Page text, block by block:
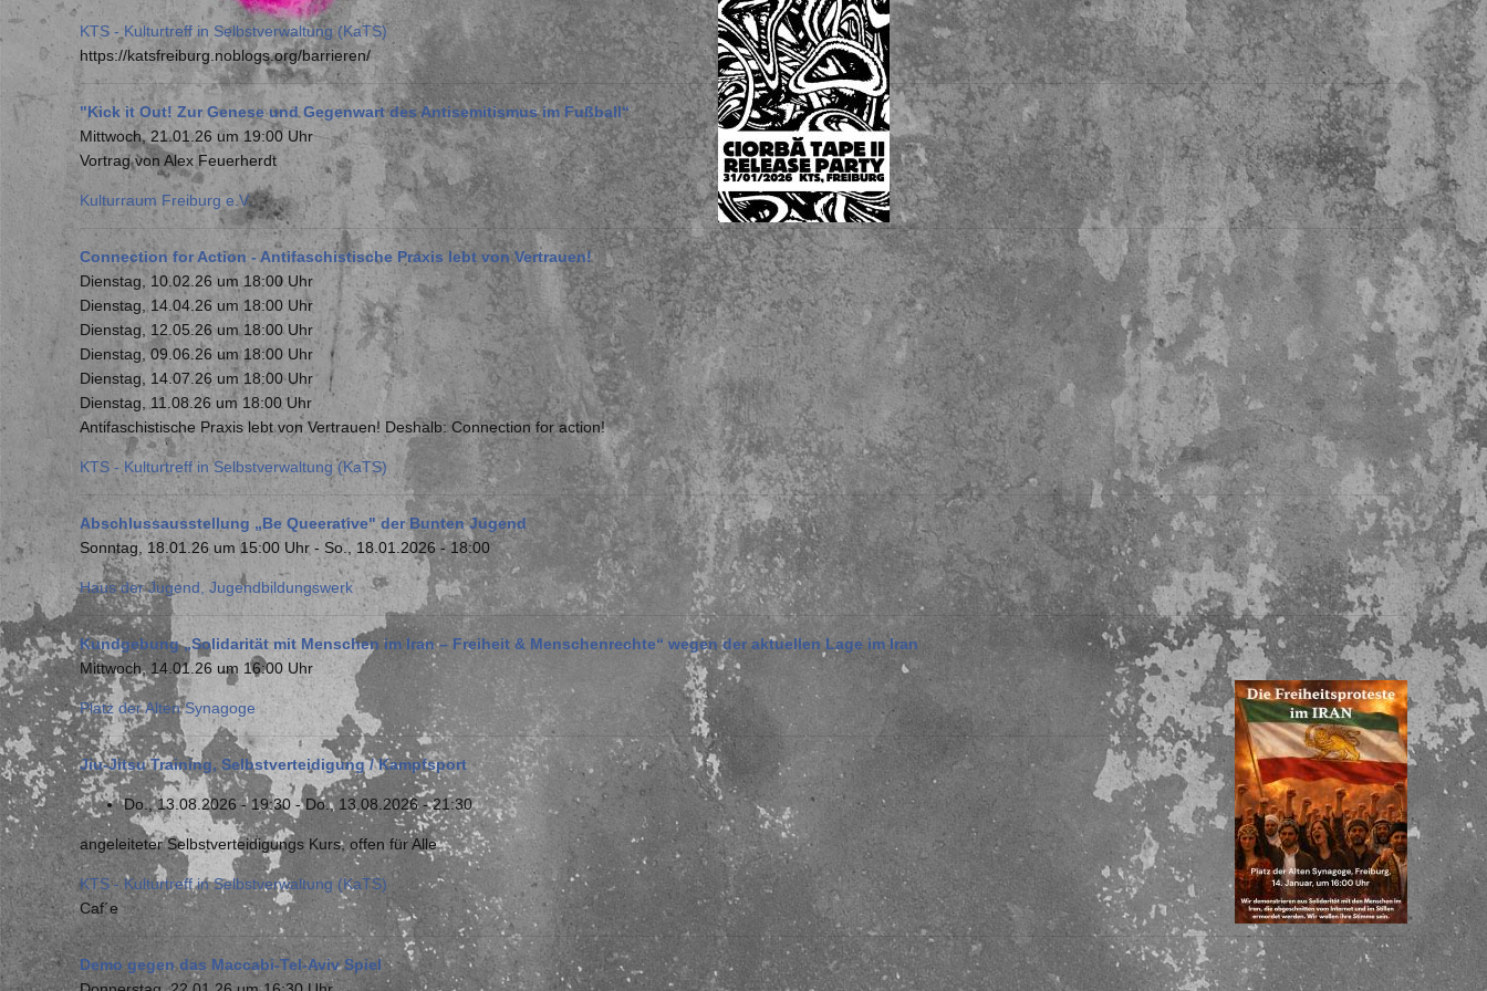
KTS - Kulturtreff in Selbstverwaltung (KaTS)
https://katsfreiburg.noblogs.org/barrieren/
"Kick it Out! Zur Genese und Gegenwart des Antisemitismus im Fußball“
Mittwoch, 21.01.26 um 19:00 Uhr
Vortrag von Alex Feuerherdt
Kulturraum Freiburg e.V.
Connection for Action - Antifaschistische Praxis lebt von Vertrauen!
Dienstag, 10.02.26 um 18:00 Uhr
Dienstag, 14.04.26 um 18:00 Uhr
Dienstag, 12.05.26 um 18:00 Uhr
Dienstag, 09.06.26 um 18:00 Uhr
Dienstag, 14.07.26 um 18:00 Uhr
Dienstag, 11.08.26 um 18:00 Uhr
Antifaschistische Praxis lebt von Vertrauen! Deshalb: Connection for action!
KTS - Kulturtreff in Selbstverwaltung (KaTS)
Abschlussausstellung „Be Queerative" der Bunten Jugend
Sonntag, 18.01.26 um 15:00 Uhr - So., 18.01.2026 - 18:00
Haus der Jugend, Jugendbildungswerk
Kundgebung „Solidarität mit Menschen im Iran – Freiheit & Menschenrechte“ wegen der aktuellen Lage im Iran
Mittwoch, 14.01.26 um 16:00 Uhr
Platz der Alten Synagoge
Jiu-Jitsu Training, Selbstverteidigung / Kampfsport
Do., 13.08.2026 - 19:30-Do., 13.08.2026 - 21:30
angeleiteter Selbstverteidigungs Kurs, offen für Alle
KTS - Kulturtreff in Selbstverwaltung (KaTS)
Caf´e
Demo gegen das Maccabi-Tel-Aviv Spiel